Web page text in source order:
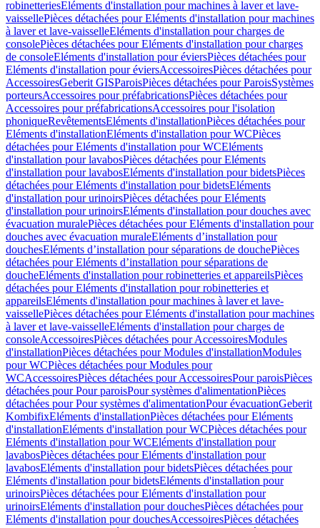
robinetteriesEléments d'installation pour machines à laver et lave-
vaissellePièces détachées pour Eléments d'installation pour machines
à laver et lave-vaisselleEléments d'installation pour charges de
consolePièces détachées pour Eléments d'installation pour charges
de consoleEléments d'installation pour éviersPièces détachées pour
Eléments d'installation pour éviersAccessoiresPièces détachées pour
AccessoiresGeberit GISParoisPièces détachées pour ParoisSystèmes
porteursAccessoires pour préfabricationsPièces détachées pour
Accessoires pour préfabricationsAccessoires pour l'isolation
phoniqueRevêtementsEléments d'installationPièces détachées pour
Eléments d'installationEléments d'installation pour WCPièces
détachées pour Eléments d'installation pour WCEléments
d'installation pour lavabosPièces détachées pour Eléments
d'installation pour lavabosEléments d'installation pour bidetsPièces
détachées pour Eléments d'installation pour bidetsEléments
d'installation pour urinoirsPièces détachées pour Eléments
d'installation pour urinoirsEléments d'installation pour douches avec
évacuation muralePièces détachées pour Eléments d'installation pour
douches avec évacuation muraleEléments d’installation pour
douchesEléments d’installation pour séparations de douchePièces
détachées pour Eléments d’installation pour séparations de
doucheEléments d'installation pour robinetteries et appareilsPièces
détachées pour Eléments d'installation pour robinetteries et
appareilsEléments d'installation pour machines à laver et lave-
vaissellePièces détachées pour Eléments d'installation pour machines
à laver et lave-vaisselleEléments d'installation pour charges de
consoleAccessoiresPièces détachées pour AccessoiresModules
d'installationPièces détachées pour Modules d'installationModules
pour WCPièces détachées pour Modules pour
WCAccessoiresPièces détachées pour AccessoiresPour paroisPièces
détachées pour Pour paroisPour systèmes d'alimentationPièces
détachées pour Pour systèmes d'alimentationPour évacuationGeberit
KombifixEléments d'installationPièces détachées pour Eléments
d'installationEléments d'installation pour WCPièces détachées pour
Eléments d'installation pour WCEléments d'installation pour
lavabosPièces détachées pour Eléments d'installation pour
lavabosEléments d'installation pour bidetsPièces détachées pour
Eléments d'installation pour bidetsEléments d'installation pour
urinoirsPièces détachées pour Eléments d'installation pour
urinoirsEléments d'installation pour douchesPièces détachées pour
Eléments d'installation pour douchesAccessoiresPièces détachées